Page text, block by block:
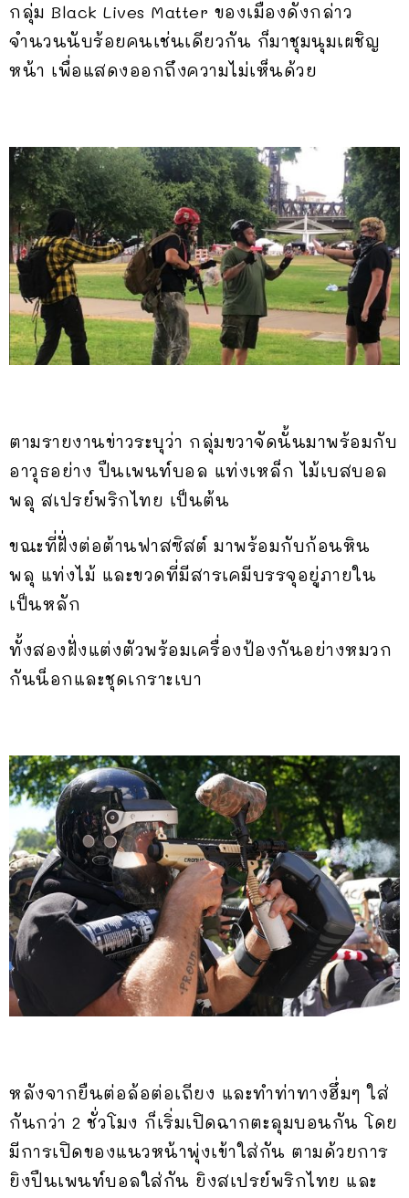
กลุ่ม Black Lives Matter ของเมืองดังกล่าว
จำนวนนับร้อยคนเช่นเดียวกัน ก็มาชุมนุมเผชิญ
หน้า เพื่อแสดงออกถึงความไม่เห็นด้วย
ตามรายงานข่าวระบุว่า กลุ่มขวาจัดนั้นมาพร้อมกับ
อาวุธอย่าง ปืนเพนท์บอล แท่งเหล็ก ไม้เบสบอล
พลุ สเปรย์พริกไทย เป็นต้น
ขณะที่ฝั่งต่อต้านฟาสซิสต์ มาพร้อมกับก้อนหิน
พลุ แท่งไม้ และขวดที่มีสารเคมีบรรจุอยู่ภายใน
เป็นหลัก
ทั้งสองฝั่งแต่งตัวพร้อมเครื่องป้องกันอย่างหมวก
กันน็อกและชุดเกราะเบา
หลังจากยืนต่อล้อต่อเถียง และทำท่าทางฮึ่มๆ ใส่
กันกว่า 2 ชั่วโมง ก็เริ่มเปิดฉากตะลุมบอนกัน โดย
มีการเปิดของแนวหน้าพุ่งเข้าใส่กัน ตามด้วยการ
ยิงปืนเพนท์บอลใส่กัน ยิงสเปรย์พริกไทย และ